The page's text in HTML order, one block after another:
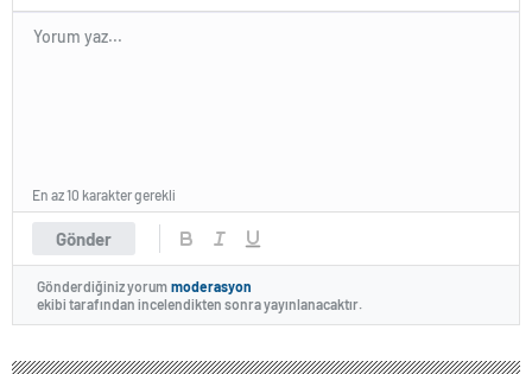
Gönder
En az 10 karakter gerekli
Gönderdiğiniz yorum moderasyon
ekibi tarafından incelendikten sonra yayınlanacaktır.